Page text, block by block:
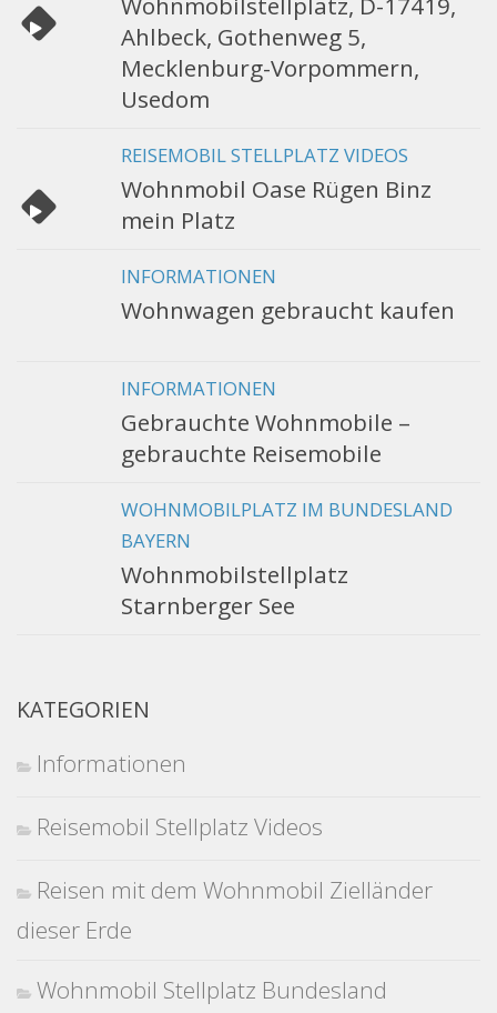
Ahlbeck, Gothenweg 5,
Mecklenburg-Vorpommern,
Usedom
REISEMOBIL STELLPLATZ VIDEOS
Wohnmobil Oase Rügen Binz
mein Platz
INFORMATIONEN
Wohnwagen gebraucht kaufen
INFORMATIONEN
Gebrauchte Wohnmobile –
gebrauchte Reisemobile
WOHNMOBILPLATZ IM BUNDESLAND
BAYERN
Wohnmobilstellplatz
Starnberger See
KATEGORIEN
Informationen
Reisemobil Stellplatz Videos
Reisen mit dem Wohnmobil Zielländer
dieser Erde
Wohnmobil Stellplatz Bundesland